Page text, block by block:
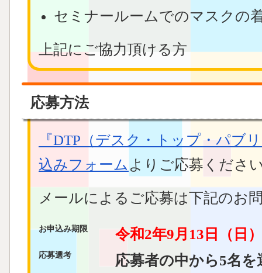
セミナールームでのマスクの
上記にご協力頂ける方
応募方法
『DTP（デスク・トップ・パブ
込みフォーム よりご応募くださ
メールによるご応募は下記のお
お申込み期限 令和2年9月13日（日
応募選考
応募者の中から5名を